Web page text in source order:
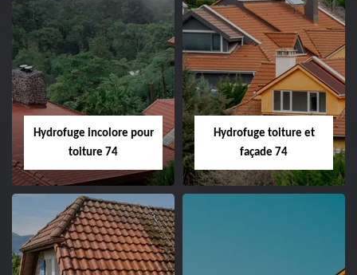
Hydrofuge incolore pour
toiture 74
Hydrofuge toiture et
façade 74